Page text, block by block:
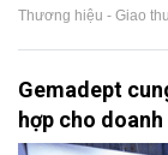
Thương hiệu - Giao
Gemadept
hợp cho